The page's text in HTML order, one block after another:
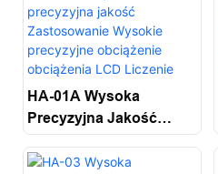
HA-01A Wysoka
Precyzyjna Jakość
Precyzyjne Obciążenie